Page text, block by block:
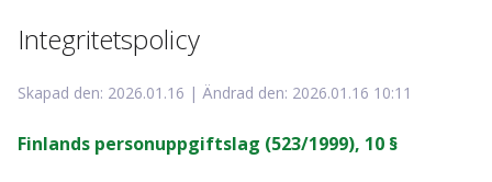
Integritetspolicy
Skapad den: 2026.01.16 | Ändrad den: 2026.01.16 10:11
Finlands personuppgiftslag (523/1999), 10 §